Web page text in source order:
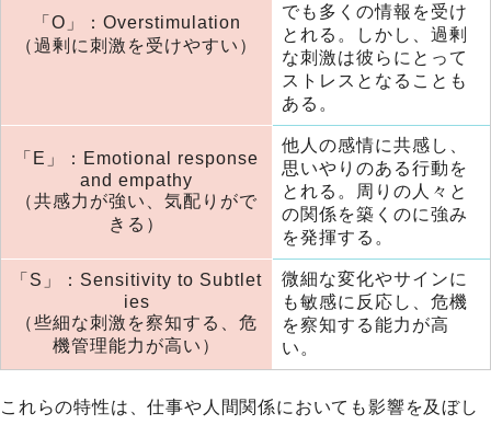
「O」：Overstimulation
（過剰に刺激を受けやすい）
でも多くの情報を受け
とれる。しかし、過剰
な刺激は彼らにとって
ストレスとなることも
ある。
「E」：Emotional response
and empathy
（共感力が強い、気配りがで
きる）
他人の感情に共感し、
思いやりのある行動を
とれる。周りの人々と
の関係を築くのに強み
を発揮する。
「S」：Sensitivity to Subtlet
ies
（些細な刺激を察知する、危
機管理能力が高い）
微細な変化やサインに
も敏感に反応し、危機
を察知する能力が高
い。
これらの特性は、仕事や人間関係においても影響を及ぼし